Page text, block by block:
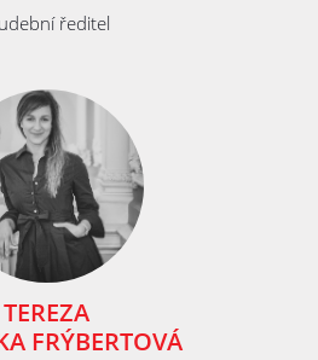
ředitel
TEREZA
FRÝBERTOVÁ